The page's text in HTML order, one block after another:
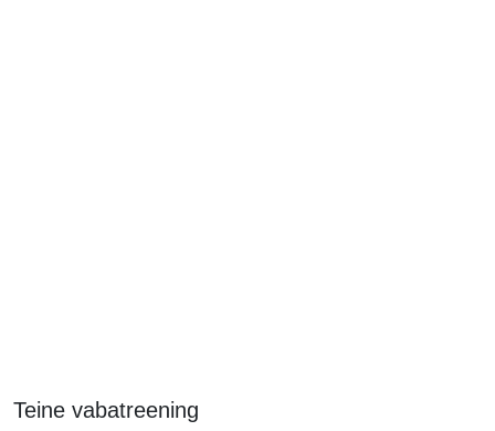
Teine vabatreening